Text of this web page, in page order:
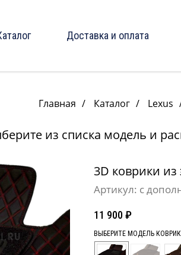
Доставка и оплата
Главная / Каталог / Lexus
из списка модель и
3D коврики из
Артикул: с
11 900 ₽
ВЫБЕРИТЕ МОДЕЛЬ